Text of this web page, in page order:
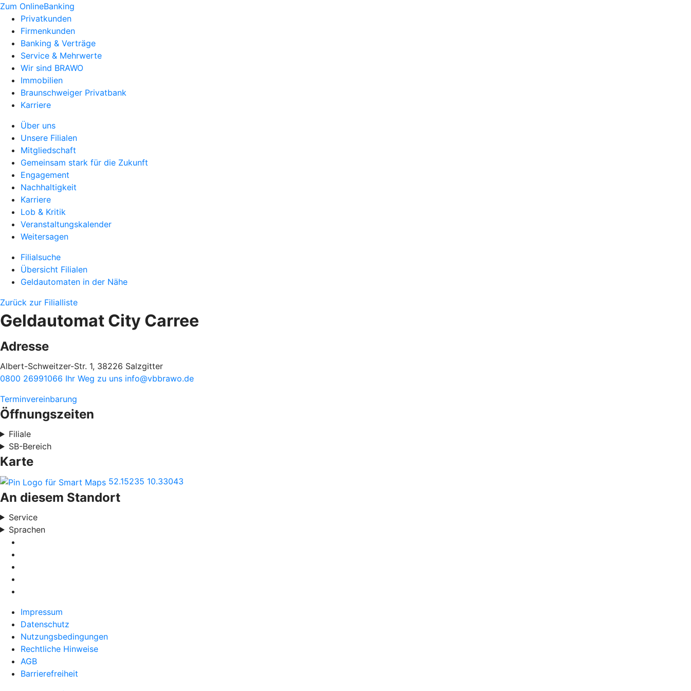
Zum OnlineBanking
Privatkunden
Firmenkunden
Banking & Verträge
Service & Mehrwerte
Wir sind BRAWO
Immobilien
Braunschweiger Privatbank
Karriere
Über uns
Unsere Filialen
Mitgliedschaft
Gemeinsam stark für die Zukunft
Engagement
Nachhaltigkeit
Karriere
Lob & Kritik
Veranstaltungskalender
Weitersagen
Filialsuche
Übersicht Filialen
Geldautomaten in der Nähe
Zurück zur Filialliste
Geldautomat City Carree
Adresse
Albert-Schweitzer-Str. 1, 38226 Salzgitter
0800 26991066 Ihr Weg zu uns info@vbbrawo.de
Terminvereinbarung
Öffnungszeiten
Filiale
SB-Bereich
Karte
52.15235 10.33043
An diesem Standort
Service
Sprachen
Impressum
Datenschutz
Nutzungsbedingungen
Rechtliche Hinweise
AGB
Barrierefreiheit